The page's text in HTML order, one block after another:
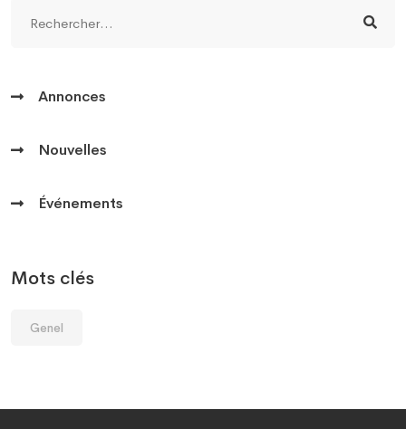
Annonces
Nouvelles
Événements
Mots clés
Genel